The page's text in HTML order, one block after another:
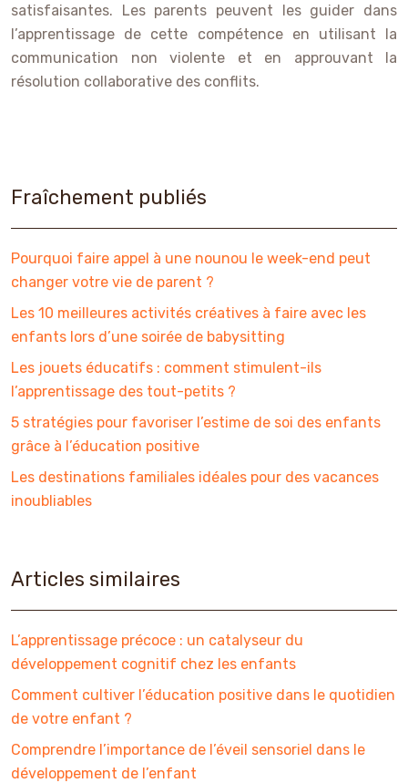
satisfaisantes. Les parents peuvent les guider dans
l’apprentissage de cette compétence en utilisant la
communication non violente et en approuvant la
résolution collaborative des conflits.
Fraîchement publiés
Pourquoi faire appel à une nounou le week-end peut
changer votre vie de parent ?
Les 10 meilleures activités créatives à faire avec les
enfants lors d’une soirée de babysitting
Les jouets éducatifs : comment stimulent-ils
l’apprentissage des tout-petits ?
5 stratégies pour favoriser l’estime de soi des enfants
grâce à l’éducation positive
Les destinations familiales idéales pour des vacances
inoubliables
Articles similaires
L’apprentissage précoce : un catalyseur du
développement cognitif chez les enfants
Comment cultiver l’éducation positive dans le quotidien
de votre enfant ?
Comprendre l’importance de l’éveil sensoriel dans le
développement de l’enfant